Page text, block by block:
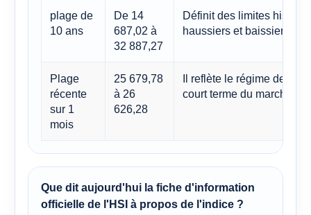
plage de
10 ans
De 14
687,02 à
32 887,27
Définit des limites
haussiers et baissiers.
Plage
récente
sur 1
mois
25 679,78
à 26
626,28
Il reflète le régime de
court terme du marché.
Que dit aujourd'hui la fiche d'information
officielle de l'HSI à propos de l'indice ?